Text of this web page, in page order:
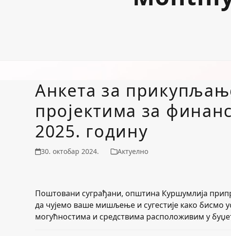
Анкета за
пројектима за
2025. годину
30. октобар 2024. Актуелно
Поштовани суграђани, општина Куршумлија
да чујемо ваше мишљење и сугестије како бисмо
могућностима и средствима расположивим у